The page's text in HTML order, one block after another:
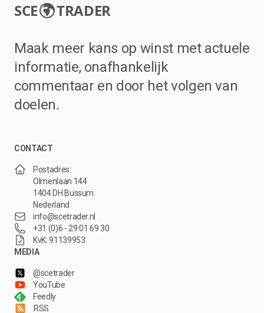
SCE TRADER
Maak meer kans op winst met actuele
informatie, onafhankelijk
commentaar en door het volgen van
doelen.
CONTACT
Postadres:
Olmenlaan 144
1404 DH Bussum
Nederland
info@scetrader.nl
+31 (0)6 - 29 01 69 30
KvK: 91139953
MEDIA
@scetrader
YouTube
Feedly
RSS